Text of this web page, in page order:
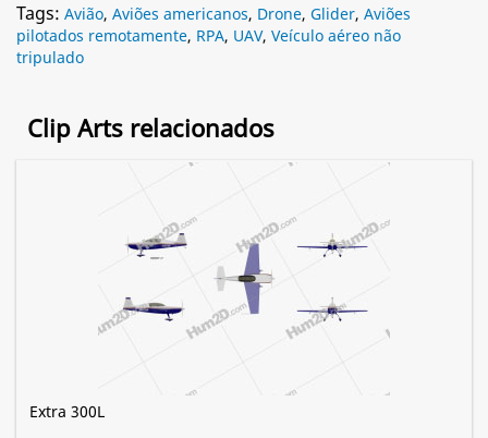
Tags: Avião, Aviões americanos, Drone, Glider, Aviões
pilotados remotamente, RPA, UAV, Veículo aéreo não
tripulado
Clip Arts relacionados
Extra 300L